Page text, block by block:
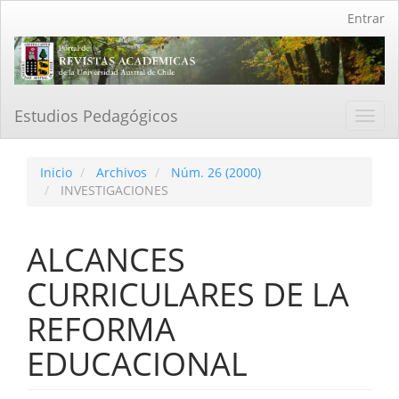
Contenido
principal
Barra
Entrar
Estudios Pedagógicos
Inicio Archivos
Núm. 26 (2000)
INVESTIGACIONES
ALCANCES
CURRICULARES DE LA
REFORMA
EDUCACIONAL